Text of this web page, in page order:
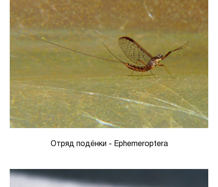
Отряд подёнки - Ephemeroptera